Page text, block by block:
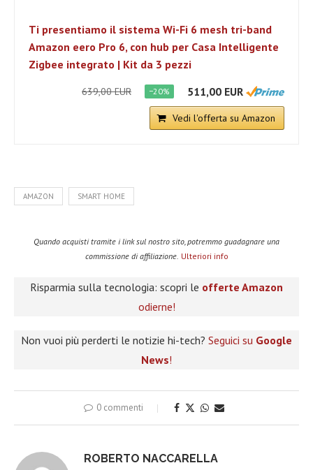
Ti presentiamo il sistema Wi-Fi 6 mesh tri-band
Amazon eero Pro 6, con hub per Casa Intelligente
Zigbee integrato | Kit da 3 pezzi
639,00 EUR −20% 511,00 EUR
Vedi l'offerta su Amazon
AMAZON SMART HOME
Quando acquisti tramite i link sul nostro sito, potremmo guadagnare una
commissione di affiliazione. Ulteriori info
Risparmia sulla tecnologia: scopri le offerte Amazon
odierne!
Non vuoi più perderti le notizie hi-tech? Seguici su Google
News!
0 commenti
ROBERTO NACCARELLA